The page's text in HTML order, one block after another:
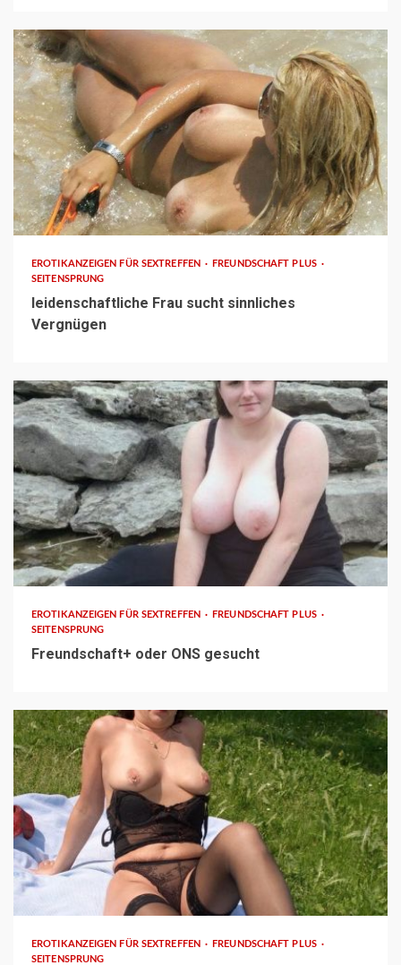
1 min read
EROTIKANZEIGEN FÜR SEXTREFFEN
FREUNDSCHAFT PLUS
SEITENSPRUNG
leidenschaftliche Frau sucht sinnliches
Vergnügen
3 min read
EROTIKANZEIGEN FÜR SEXTREFFEN
FREUNDSCHAFT PLUS
SEITENSPRUNG
Freundschaft+ oder ONS gesucht
3 min read
EROTIKANZEIGEN FÜR SEXTREFFEN
FREUNDSCHAFT PLUS
SEITENSPRUNG